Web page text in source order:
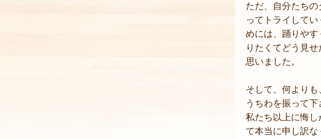
ただ、自分たち
ってトライして
めには、踊りや
りたくてどう見
思いました。
そして、何よりも
うちわを振って
私たち以上に悔
て本当に申し訳な